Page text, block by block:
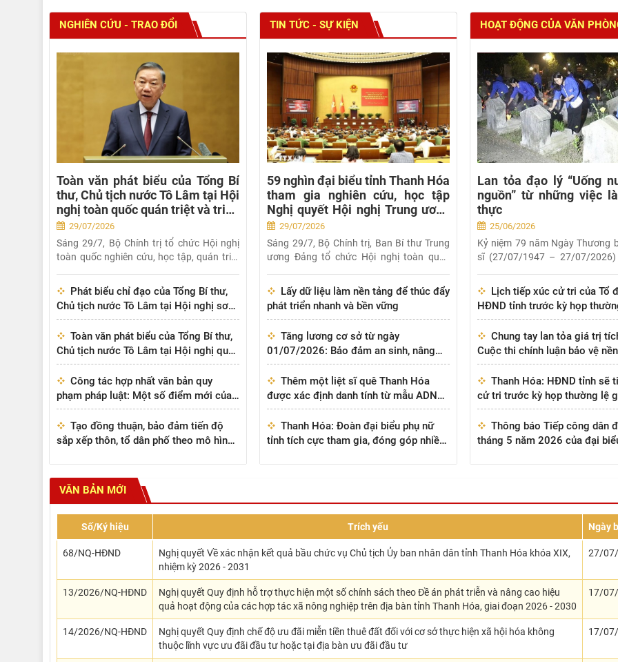
NGHIÊN CỨU - TRAO ĐỔI
Toàn văn phát biểu của Tổng Bí
thư, Chủ tịch nước Tô Lâm tại Hội
nghị toàn quốc quán triệt và triển
khai thực hiện...
29/07/2026
Sáng 29/7, Bộ Chính trị tổ chức Hội nghị
toàn quốc nghiên cứu, học tập, quán triệt
Phát biểu chỉ đạo của Tổng Bí thư,
Chủ tịch nước Tô Lâm tại Hội nghị sơ
kết 1 năm vận hành mô hình tổ chức
tổng thể...
Toàn văn phát biểu của Tổng Bí thư,
Chủ tịch nước Tô Lâm tại Hội nghị quán
triệt và triển khai Nghị quyết 10-NQ/TW
Công tác hợp nhất văn bản quy
phạm pháp luật: Một số điểm mới của
Pháp lệnh số 01/2026/UBTVQH16 cần
lưu ý trong hoạt...
Tạo đồng thuận, bảo đảm tiến độ
sắp xếp thôn, tổ dân phố theo mô hình
TIN TỨC - SỰ KIỆN
59 nghìn đại biểu tỉnh Thanh Hóa
tham gia nghiên cứu, học tập
Nghị quyết Hội nghị Trung ương
3 khóa XIV
29/07/2026
Sáng 29/7, Bộ Chính trị, Ban Bí thư Trung
ương Đảng tổ chức Hội nghị toàn quốc
Lấy dữ liệu làm nền tảng để thúc đẩy
phát triển nhanh và bền vững
Tăng lương cơ sở từ ngày
01/07/2026: Bảo đảm an sinh, nâng
cao đời sống
Thêm một liệt sĩ quê Thanh Hóa
được xác định danh tính từ mẫu ADN
của thân nhân
Thanh Hóa: Đoàn đại biểu phụ nữ
tỉnh tích cực tham gia, đóng góp nhiều
HOẠT ĐỘNG CỦA VĂN
Lan tỏa đạo lý “Uống
nguồn” từ những việc
thực
25/06/2026
Kỷ niệm 79 năm Ngày Thương
sĩ (27/07/1947 – 27/07/2026)
Lịch tiếp xúc cử tri của Tổ
HĐND tỉnh trước kỳ họp
năm 2026, HĐND tỉnh khóa
Chung tay lan tỏa giá trị
Cuộc thi chính luận bảo vệ
tưởng của Đảng: Thời hạn
và...Thanh Hóa: HĐND tỉnh sẽ
cử tri trước kỳ họp thường lệ
từ 03/6 đến 14/6
Thông báo Tiếp công dân
tháng 5 năm 2026 của đại
VĂN BẢN MỚI
Số/Ký hiệu Trích yếu Ngày
68/NQ-HĐND
Nghị quyết Về xác nhận kết quả bầu chức vụ Chủ tịch Ủy ban nhân dân tỉnh Thanh Hóa khóa XIX,
nhiệm kỳ 2026 - 2031
27/
13/2026/NQ-HĐND
Nghị quyết Quy định hỗ trợ thực hiện một số chính sách theo Đề án phát triễn và nâng cao hiệu
quả hoạt động của các hợp tác xã nông nghiệp trên địa bàn tỉnh Thanh Hóa, giai đoạn 2026 - 2030
17/
14/2026/NQ-HĐND
Nghị quyết Quy định chế độ ưu đãi miễn tiền thuê đất đối với cơ sở thực hiện xã hội hóa không
thuộc lĩnh vực ưu đãi đầu tư hoặc tại địa bàn ưu đãi đầu tư
17/